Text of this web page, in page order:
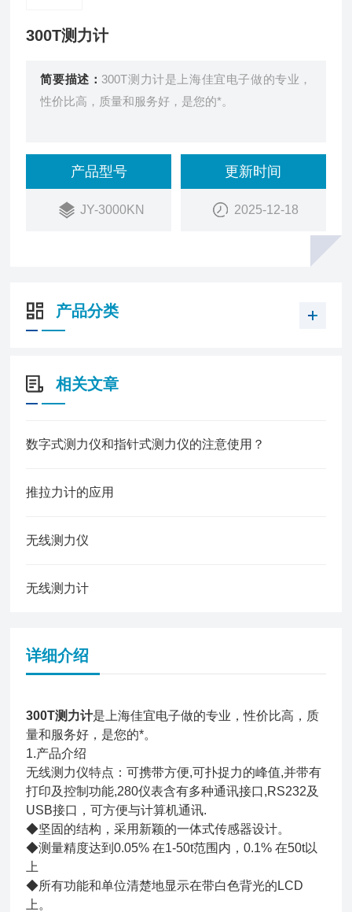
300T测力计
简要描述：300T测力计是上海佳宜电子做的专业，
性价比高，质量和服务好，是您的*。
产品型号
JY-3000KN
更新时间
2025-12-18
产品分类
相关文章
数字式测力仪和指针式测力仪的注意使用？
推拉力计的应用
无线测力仪
无线测力计
详细介绍
300T测力计是上海佳宜电子做的专业，性价比高，质
量和服务好，是您的*。
1.产品介绍
无线测力仪特点：可携带方便,可扑捉力的峰值,并带有
打印及控制功能,280仪表含有多种通讯接口,RS232及
USB接口，可方便与计算机通讯.
◆坚固的结构，采用新颖的一体式传感器设计。
◆测量精度达到0.05% 在1-50t范围内，0.1% 在50t以
上
◆所有功能和单位清楚地显示在带白色背光的LCD
上。